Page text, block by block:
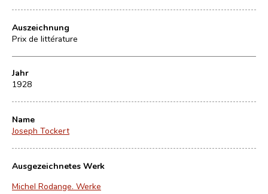
Auszeichnung
Prix de littérature
Jahr
1928
Name
Joseph Tockert
Ausgezeichnetes Werk
Michel Rodange. Werke